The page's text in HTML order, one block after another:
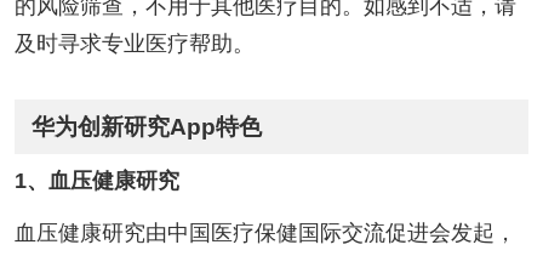
的风险筛查，不用于其他医疗目的。如感到不适，请
及时寻求专业医疗帮助。
华为创新研究App特色
1、血压健康研究
血压健康研究由中国医疗保健国际交流促进会发起，